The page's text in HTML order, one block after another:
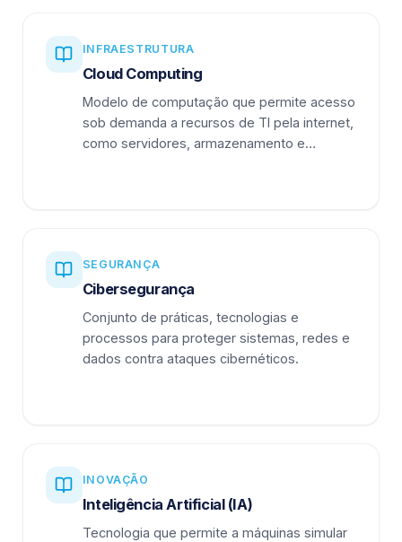
INFRAESTRUTURA
Cloud Computing
Modelo de computação que permite acesso
sob demanda a recursos de TI pela internet,
como servidores, armazenamento e
SEGURANÇA
Cibersegurança
Conjunto de práticas, tecnologias e
processos para proteger sistemas, redes e
dados contra ataques cibernéticos.
INOVAÇÃO
Inteligência Artificial (IA)
Tecnologia que permite a máquinas simular